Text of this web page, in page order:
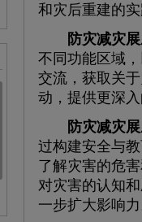
和灾后重建的
防灾减灾展
不同功能区域
交流，获取关
动，提供更深
防灾减灾
过构建安全与
了解灾害的危
对灾害的认知
一步扩大影响力